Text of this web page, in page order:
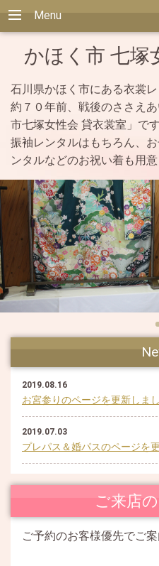
Menu
かほく市 七塚
石川県かほく市にある衣裳レ
約７０年前、戦後のささえ
市七塚女性会 貸衣裳室」で
振袖レンタルはもちろん、
ンタルなどのお祝い着も用意
2019.08.16
お宮参りのページを更新しまし
2019.07.03
プレパス＆婚パスのページを
ご予約賜り中のページを更新
婚パス協賛店です。
ご来店
ご予約のお客様優先でご